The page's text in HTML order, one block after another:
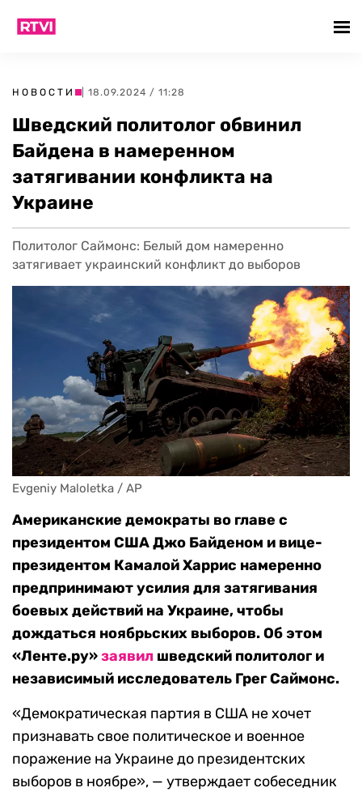
НОВОСТИ | 18.09.2024 / 11:28
Шведский политолог обвинил
Байдена в намеренном
затягивании конфликта на
Украине
Политолог Саймонс: Белый дом намеренно
затягивает украинский конфликт до выборов
Evgeniy Maloletka / AP
Американские демократы во главе с
президентом США Джо Байденом и вице-
президентом Камалой Харрис намеренно
предпринимают усилия для затягивания
боевых действий на Украине, чтобы
дождаться ноябрьских выборов. Об этом
«Ленте.ру»заявил шведский политолог и
независимый исследователь Грег Саймонс.
«Демократическая партия в США не хочет
признавать свое политическое и военное
поражение на Украине до президентских
выборов в ноябре», — утверждает собеседник